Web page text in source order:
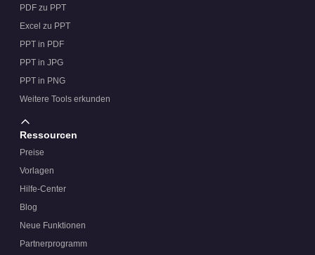
PDF zu PPT
Excel zu PPT
PPT in PDF
PPT in JPG
PPT in PNG
Weitere Tools erkunden
Ressourcen
Preise
Vorlagen
Hilfe-Center
Blog
Neue Funktionen
Partnerprogramm